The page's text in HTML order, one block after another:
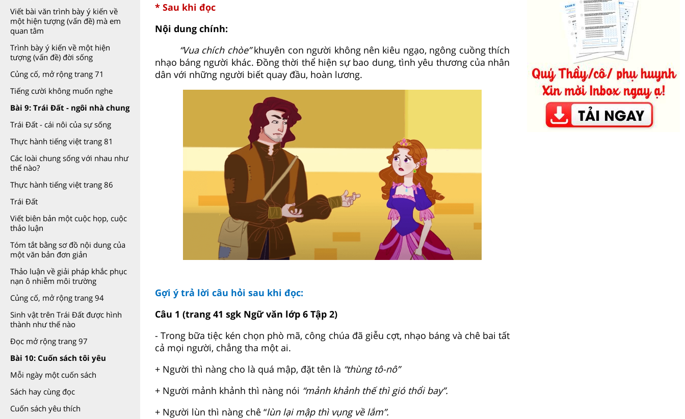
Viết bài văn trình bày ý kiến về
một hiện tượng (vấn đề) mà em
quan tâm
Trình bày ý kiến về một hiện
tượng (vấn đề) đời sống
Củng cố, mở rộng trang 71
Tiếng cười không muốn nghe
Bài 9: Trái Đất - ngôi nhà chung
Trái Đất - cái nôi của sự sống
Thực hành tiếng việt trang 81
Các loài chung sống với nhau như
thế nào?
Thực hành tiếng việt trang 86
Trái Đất
Viết biên bản một cuộc họp, cuộc
thảo luận
Tóm tắt bằng sơ đồ nội dung của
một văn bản đơn giản
Thảo luận về giải pháp khắc phục
nạn ô nhiễm môi trường
Củng cố, mở rộng trang 94
Sinh vật trên Trái Đất được hình
thành như thế nào
Đọc mở rộng trang 97
Bài 10: Cuốn sách tôi yêu
Mỗi ngày một cuốn sách
Sách hay cùng đọc
Cuốn sách yêu thích
* Sau khi đọc
Nội dung chính:
“Vua chích chòe”khuyên con người không nên kiêu ngạo, ngông cuồng thích
nhạo báng người khác. Đồng thời thể hiện sự bao dung, tình yêu thương của nhân
dân với những người biết quay đầu, hoàn lương.
Gợi ý trả lời câu hỏi sau khi đọc:
Câu 1 (trang 41 sgk Ngữ văn lớp 6 Tập 2)
- Trong bữa tiệc kén chọn phò mã, công chúa đã giễu cợt, nhạo báng và chê bai tất
cả mọi người, chẳng tha một ai.
+ Người thì nàng cho là quá mập, đặt tên là “thùng tô-nô”
+ Người mảnh khảnh thì nàng nói “mảnh khảnh thế thì gió thổi bay”.
+ Người lùn thì nàng chê “lùn lại mập thì vụng về lắm”.